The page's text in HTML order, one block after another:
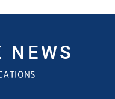
NEWS